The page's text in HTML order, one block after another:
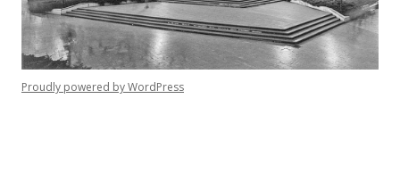
Proudly powered by WordPress